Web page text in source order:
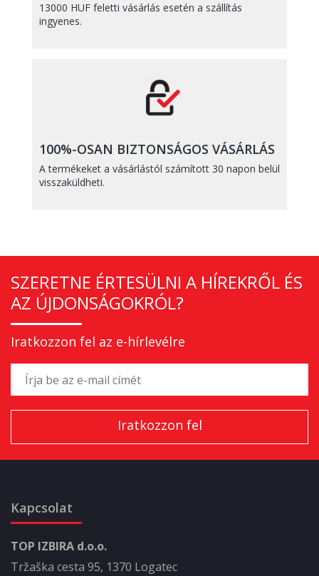
13000 HUF feletti vásárlás esetén a szállítás
ingyenes.
100%-OSAN BIZTONSÁGOS VÁSÁRLÁS
A termékeket a vásárlástól számított 30 napon belül
visszaküldheti.
SZERETNE ÉRTESÜLNI A HÍREKRŐL ÉS
AZ ÚJDONSÁGOKRÓL?
Iratkozzon fel az e-hírlevélre
Kapcsolat
TOP IZBIRA d.o.o.
Tržaška cesta 95, 1370 Logatec